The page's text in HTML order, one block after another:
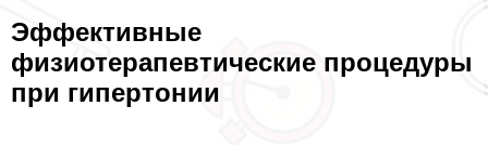
Эффективные
физиотерапевтические процедуры
при гипертонии